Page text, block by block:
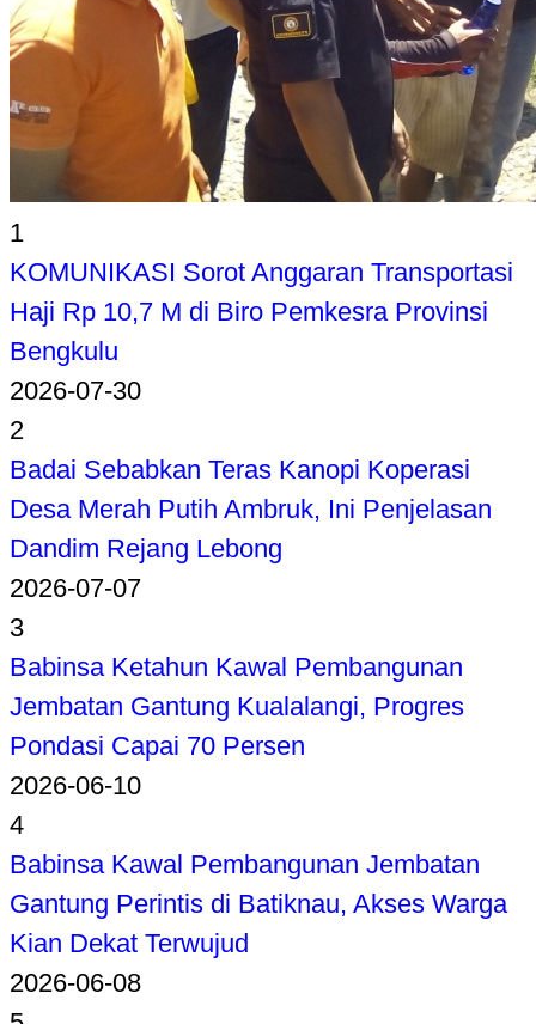
1
KOMUNIKASI Sorot Anggaran Transportasi
Haji Rp 10,7 M di Biro Pemkesra Provinsi
Bengkulu
2026-07-30
2
Badai Sebabkan Teras Kanopi Koperasi
Desa Merah Putih Ambruk, Ini Penjelasan
Dandim Rejang Lebong
2026-07-07
3
Babinsa Ketahun Kawal Pembangunan
Jembatan Gantung Kualalangi, Progres
Pondasi Capai 70 Persen
2026-06-10
4
Babinsa Kawal Pembangunan Jembatan
Gantung Perintis di Batiknau, Akses Warga
Kian Dekat Terwujud
2026-06-08